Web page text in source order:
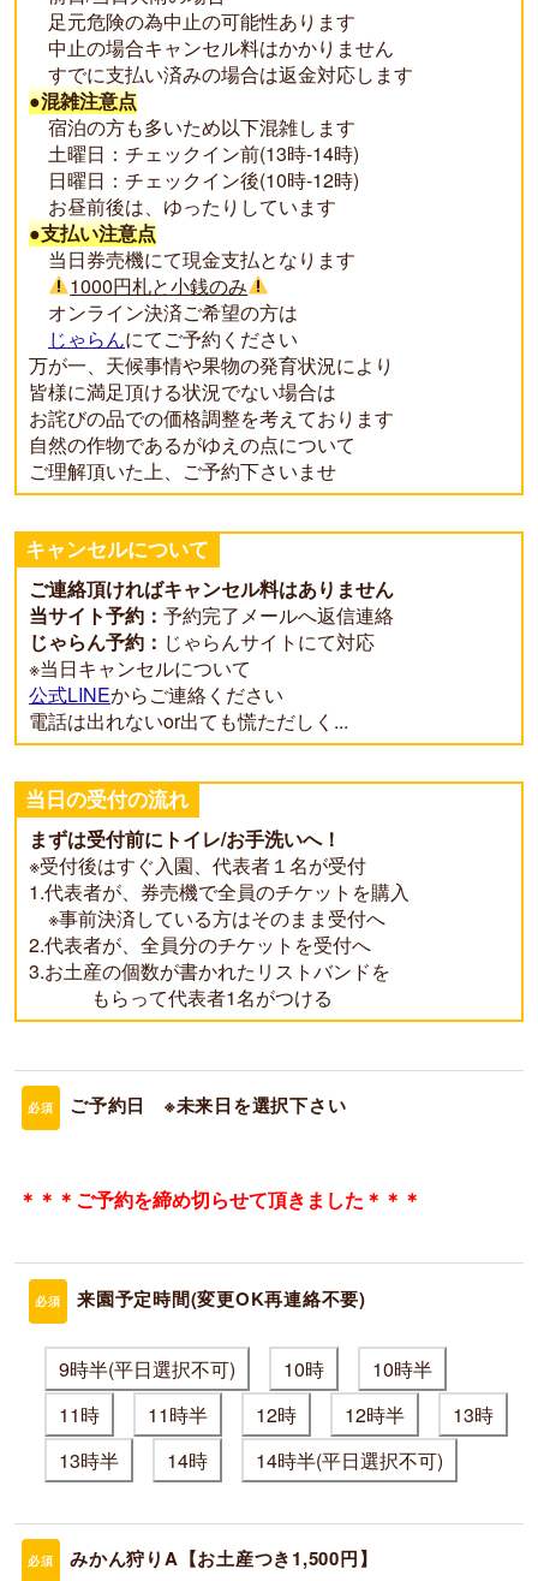
足元危険の為中止の可能性あります
中止の場合キャンセル料はかかりません
すでに支払い済みの場合は返金対応します
●混雑注意点
宿泊の方も多いため以下混雑します
土曜日：チェックイン前(13時-14時)
日曜日：チェックイン後(10時-12時)
お昼前後は、ゆったりしています
●支払い注意点
当日券売機にて現金支払となります
1000円札と小銭のみ
オンライン決済ご希望の方は
じゃらんにてご予約ください
万が一、天候事情や果物の発育状況により
皆様に満足頂ける状況でない場合は
お詫びの品での価格調整を考えております
自然の作物であるがゆえの点について
ご理解頂いた上、ご予約下さいませ
キャンセルについて
ご連絡頂ければキャンセル料はありません
当サイト予約： 予約完了メールへ返信連絡
じゃらん予約： じゃらんサイトにて対応
※当日キャンセルについて
公式LINEからご連絡ください
電話は出れないor出ても慌ただしく...
当日の受付の流れ
まずは受付前にトイレ/お手洗いへ！
※受付後はすぐ入園、代表者１名が受付
1.代表者が、券売機で全員のチケットを購入
※事前決済している方はそのまま受付へ
2.代表者が、全員分のチケットを受付へ
3.お土産の個数が書かれたリストバンドを
もらって代表者1名がつける
必須 ご予約日 ※未来日を選択下さい
＊＊＊ご予約を締め切らせて頂きました＊＊＊
必須 来園予定時間(変更OK再連絡不要)
9時半(平日選択不可) 10時
10時半
11時
11時半 12時 12時半
13時
13時半
14時 14時半(平日選択不可)
必須 みかん狩りA【お土産つき1,500円】